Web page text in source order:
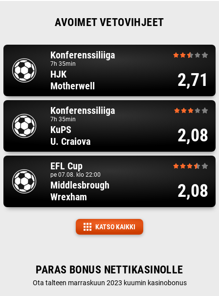
AVOIMET VETOVIHJEET
Konferenssiliiga
7h 35min
HJK
Motherwell
2,71
Konferenssiliiga
7h 35min
KuPS
U. Craiova
2,08
EFL Cup
pe 07.08. klo 22:00
Middlesbrough
Wrexham
2,08
KATSO KAIKKI
PARAS BONUS NETTIKASINOLLE
Ota talteen marraskuun 2023 kuumin kasinobonus